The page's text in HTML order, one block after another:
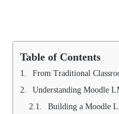
Table of Contents
From Traditional Classrooms
Understanding Moodle
Building a Moodle